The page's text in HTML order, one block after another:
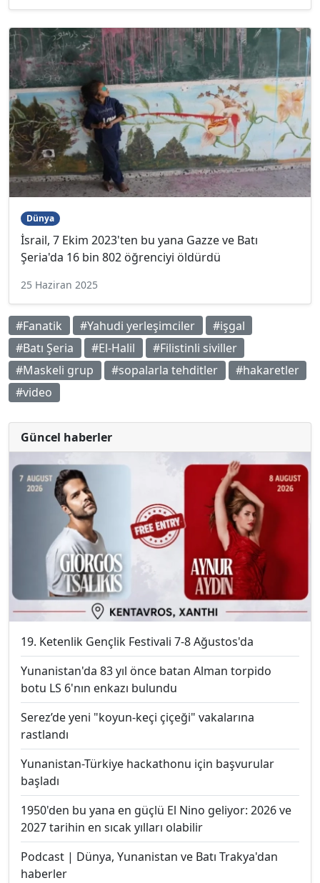
Dünya
İsrail, 7 Ekim 2023'ten bu yana Gazze ve Batı
Şeria'da 16 bin 802 öğrenciyi öldürdü
25 Haziran 2025
#Fanatik #Yahudi yerleşimciler
#işgal
#Batı Şeria
#El-Halil
#Filistinli siviller
#Maskeli grup
#sopalarla tehditler
#hakaretler
#video
Güncel haberler
19. Ketenlik Gençlik Festivali 7-8 Ağustos'da
Yunanistan'da 83 yıl önce batan Alman torpido
botu LS 6'nın enkazı bulundu
Serez’de yeni "koyun-keçi çiçeği" vakalarına
rastlandı
Yunanistan-Türkiye hackathonu için başvurular
başladı
1950'den bu yana en güçlü El Nino geliyor: 2026 ve
2027 tarihin en sıcak yılları olabilir
Podcast | Dünya, Yunanistan ve Batı Trakya'dan
haberler